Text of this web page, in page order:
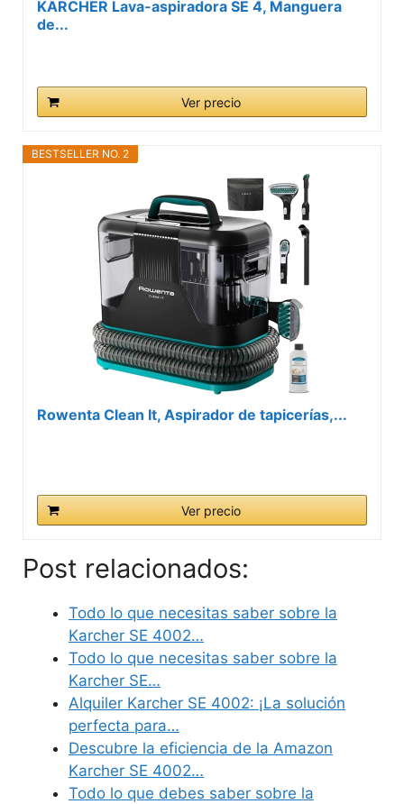
KÄRCHER Lava-aspiradora SE 4, Manguera
de...
Ver precio
BESTSELLER NO. 2
Rowenta Clean It, Aspirador de tapicerías,...
Ver precio
Post relacionados:
Todo lo que necesitas saber sobre la
Karcher SE 4002…
Todo lo que necesitas saber sobre la
Karcher SE…
Alquiler Karcher SE 4002: ¡La solución
perfecta para…
Descubre la eficiencia de la Amazon
Karcher SE 4002…
Todo lo que debes saber sobre la